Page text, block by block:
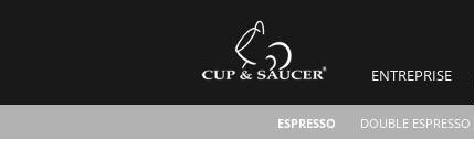
ENTREPRISE
ESPRESSO DOUBLE ESPRESSO